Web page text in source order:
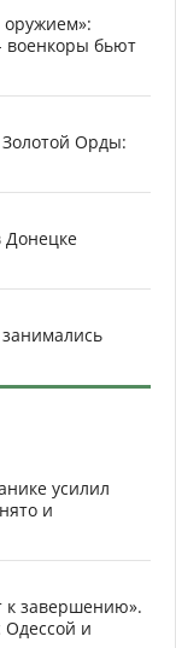
военкоры бьют
Золотой Орды:
Донецке
усилил
и
к завершению».
и